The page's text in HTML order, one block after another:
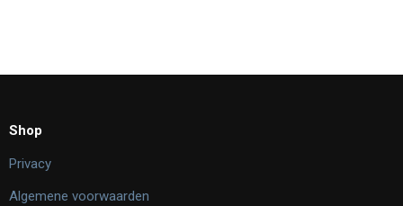
Shop
Privacy
Algemene voorwaarden